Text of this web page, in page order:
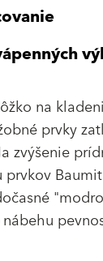
na
prvky
zvýšenie